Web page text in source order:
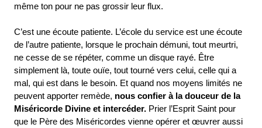
même ton pour ne pas grossir leur flux.
C’est une écoute patiente. L’école du service est une écoute
de l’autre patiente, lorsque le prochain démuni, tout meurtri,
ne cesse de se répéter, comme un disque rayé. Être
simplement là, toute ouïe, tout tourné vers celui, celle qui a
mal, qui est dans le besoin. Et quand nos moyens limités ne
peuvent apporter remède, nous confier à la douceur de la
Miséricorde Divine et intercéder. Prier l’Esprit Saint pour
que le Père des Miséricordes vienne opérer et œuvrer aussi